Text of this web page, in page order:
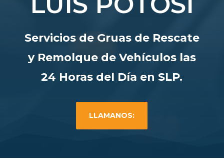
Servicios de Gruas de Rescate
y Remolque de Vehículos las
24 Horas del Día en SLP.
LLAMANOS: